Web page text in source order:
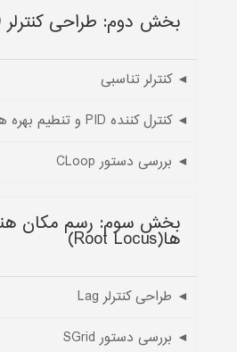
بخش دوم: طراحی کنترلر PID
◄ کنترلر تناسبی
◄ کنترل کننده PID و تنطیم بهره ها
◄ بررسی دستور CLoop
بخش سوم: رسم مکان
ها(Root Locus)
◄ طراحی کنترلر Lag
◄ بررسی دستور SGrid